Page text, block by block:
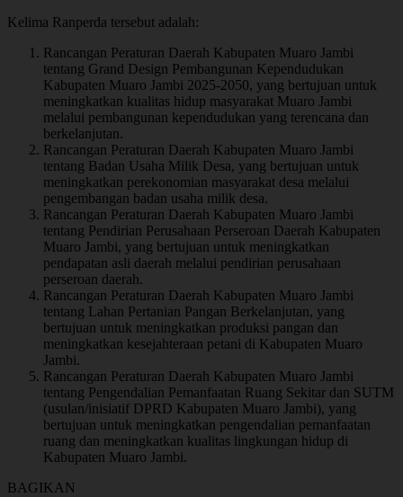
Kelima Ranperda tersebut adalah:
Rancangan Peraturan Daerah Kabupaten Muaro Jambi
tentang Grand Design Pembangunan Kependudukan
Kabupaten Muaro Jambi 2025-2050, yang bertujuan untuk
meningkatkan kualitas hidup masyarakat Muaro Jambi
melalui pembangunan kependudukan yang terencana dan
berkelanjutan.
Rancangan Peraturan Daerah Kabupaten Muaro Jambi
tentang Badan Usaha Milik Desa, yang bertujuan untuk
meningkatkan perekonomian masyarakat desa melalui
pengembangan badan usaha milik desa.
Rancangan Peraturan Daerah Kabupaten Muaro Jambi
tentang Pendirian Perusahaan Perseroan Daerah Kabupaten
Muaro Jambi, yang bertujuan untuk meningkatkan
pendapatan asli daerah melalui pendirian perusahaan
perseroan daerah.
Rancangan Peraturan Daerah Kabupaten Muaro Jambi
tentang Lahan Pertanian Pangan Berkelanjutan, yang
bertujuan untuk meningkatkan produksi pangan dan
meningkatkan kesejahteraan petani di Kabupaten Muaro
Jambi.
Rancangan Peraturan Daerah Kabupaten Muaro Jambi
tentang Pengendalian Pemanfaatan Ruang Sekitar dan SUTM
(usulan/inisiatif DPRD Kabupaten Muaro Jambi), yang
bertujuan untuk meningkatkan pengendalian pemanfaatan
ruang dan meningkatkan kualitas lingkungan hidup di
Kabupaten Muaro Jambi.
BAGIKAN